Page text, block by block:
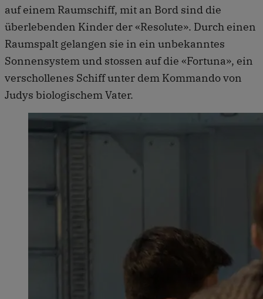
auf einem Raumschiff, mit an Bord sind die
überlebenden Kinder der «Resolute». Durch einen
Raumspalt gelangen sie in ein unbekanntes
Sonnensystem und stossen auf die «Fortuna», ein
verschollenes Schiff unter dem Kommando von
Judys biologischem Vater.